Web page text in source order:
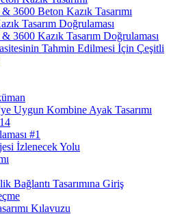
3600 Beton Kazık Tasarımı
Tasarım Doğrulaması
3600 Kazık Tasarım Doğrulaması
Tahmin Edilmesi İçin Çeşitli
Uygun Kombine Ayak Tasarımı
#1
İzlenecek Yolu
Bağlantı Tasarımına Giriş
Kılavuzu